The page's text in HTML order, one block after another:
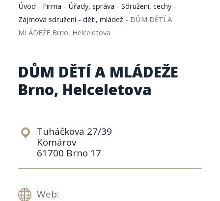
Úvod - Firma - Úřady, správa -Sdružení, cechy-
Zájmová sdružení - děti, mládež - DŮM DĚTÍ A
MLÁDEŽE Brno, Helceletova
DŮM DĚTÍ A MLÁDEŽE
Brno, Helceletova
Tuháčkova 27/39
Komárov
61700 Brno 17
Web: